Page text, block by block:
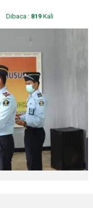
Dibaca : 819 Kali